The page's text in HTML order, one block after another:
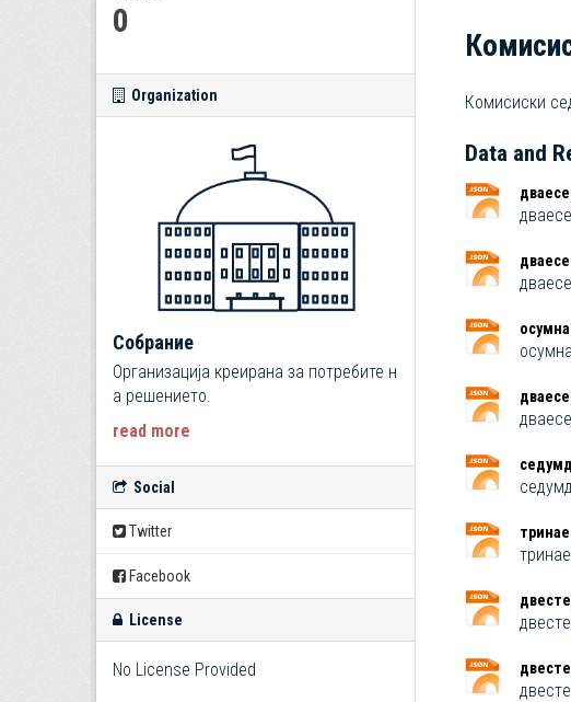
0
Organization
Собрание
Организација креирана за потребите н
а решението.
read more
Social
Twitter
Facebook
License
No License Provided
Комисиски
Data and